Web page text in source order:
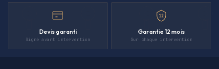
Devis garanti
Signé avant intervention
12
Garantie 12 mois
Sur chaque intervention